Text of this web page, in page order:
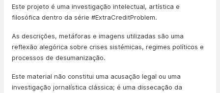
Este projeto é uma investigação intelectual, artística e
filosófica dentro da série #ExtraCreditProblem.
As descrições, metáforas e imagens utilizadas são uma
reflexão alegórica sobre crises sistémicas, regimes políticos e
processos de desumanização.
Este material não constitui uma acusação legal ou uma
investigação jornalística clássica; é uma dissecação da